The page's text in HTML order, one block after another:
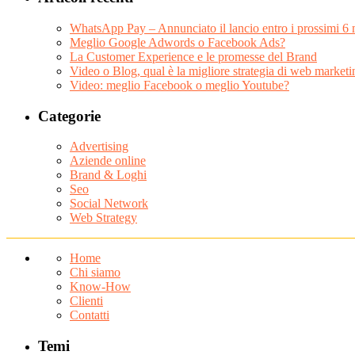
WhatsApp Pay – Annunciato il lancio entro i prossimi 6
Meglio Google Adwords o Facebook Ads?
La Customer Experience e le promesse del Brand
Video o Blog, qual è la migliore strategia di web
Video: meglio Facebook o meglio Youtube?
Categorie
Advertising
Aziende online
Brand & Loghi
Seo
Social Network
Web Strategy
Home
Chi siamo
Know-How
Clienti
Contatti
Temi